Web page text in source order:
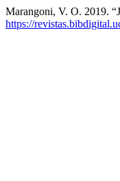
Marangoni, V. O. 2019.
https://